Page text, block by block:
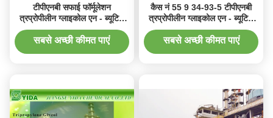
टीपीएनबी सफाई फॉर्मूलेशन
त्रप्रोपीलीन ग्लाइकोल एन - ब्यूटिल
ईथर कैस नं 55 9 34-93-5
सबसे अच्छी कीमत पाएं
कैस नं 55 9 34-93-5 टीपीएनबी
त्रप्रोपीलीन ग्लाइकोल एन - ब्यूटिल
ईथर त्रप्रोपीलीन ग्लाइकोल मोनोबुटिल
ईथर
सबसे अच्छी कीमत पाएं